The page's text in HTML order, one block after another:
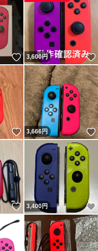
いいね！
3,600円
いいね！
3,666円
いいね！
3,400円